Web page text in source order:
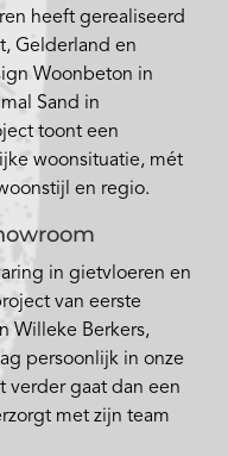
heeft gerealiseerd
Gelderland en
Woonbeton in
Sand in
toont een
woonsituatie, mét
en regio.
in gietvloeren en
van eerste
Willeke Berkers,
persoonlijk in onze
verder gaat dan een
met zijn team